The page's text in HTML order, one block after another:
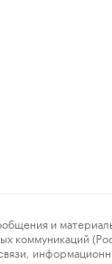
и материалы
коммуникаций